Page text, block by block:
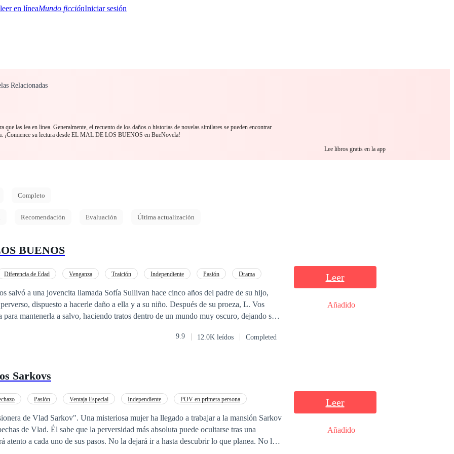
Mundo ficciónIniciar sesión
Relacionadas
las lea en línea. Generalmente, el recuento de los daños o historias de novelas similares se pueden encontrar
¡Comience su lectura desde EL MAL DE LOS BUENOS en BueNovela!
Lee libros gratis en la app
Completo
Recomendación Evaluación Última actualización
BUENOS
Diferencia de Edad Venganza Traición Independiente Pasión
Drama
salvó a una jovencita llamada Sofía Sullivan hace cinco años del padre de su hijo,
a hacerle daño a ella y a su niño. Después de su proeza, L. Vos
mantenerla a salvo, haciendo tratos dentro de un mundo muy oscuro, dejando su
Cuando sus mundos vuelven a encontrarse, la hermosa
choque en el encuentro, la vida guardó bajo sus mangas una gran atracción, un
hará Leonel para mantenerla alejada y a salvo de toda
vida.
9.9 12.0K leídos Completed
Leer
Añadido
Sarkovs
Pasión Ventaja Especial Independiente
POV en primera persona
mujer ha llegado a trabajar a la mansión Sarkov
de Vlad. Él sabe que la perversidad más absoluta puede ocultarse tras una
sus pasos. No la dejará ir a hasta descubrir lo que planea. No la
Leer
Añadido